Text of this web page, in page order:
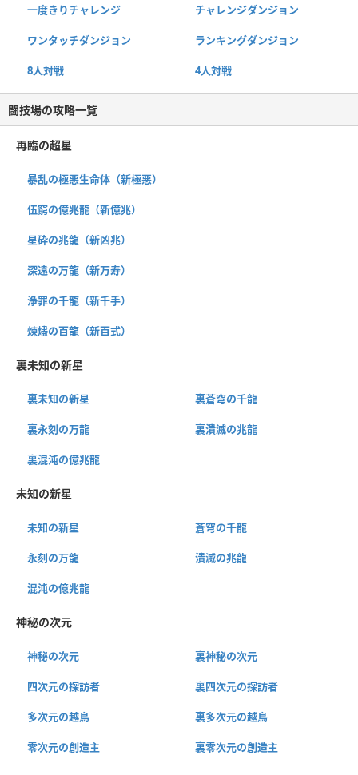
一度きりチャレンジ チャレンジダンジョン
ワンタッチダンジョン ランキングダンジョン
8人対戦 4人対戦
闘技場の攻略一覧
再臨の超星
暴乱の極悪生命体（新極悪）
伍窮の億兆龍（新億兆）
星砕の兆龍（新凶兆）
深遠の万龍（新万寿）
浄罪の千龍（新千手）
煉燼の百龍（新百式）
裏未知の新星
裏未知の新星 裏蒼穹の千龍
裏永刻の万龍 裏潰滅の兆龍
裏混沌の億兆龍
未知の新星
未知の新星 蒼穹の千龍
永刻の万龍 潰滅の兆龍
混沌の億兆龍
神秘の次元
神秘の次元 裏神秘の次元
四次元の探訪者 裏四次元の探訪者
多次元の越鳥 裏多次元の越鳥
零次元の創造主 裏零次元の創造主